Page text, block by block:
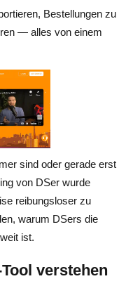
anderen
Dropshipping
Bestellungen zu
— alles von einem
sind oder gerade erst
von DSer wurde
reibungsloser zu
warum DSers die
ist.
verstehen